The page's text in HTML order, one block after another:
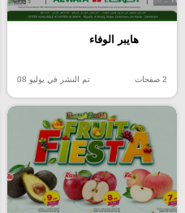
هايبر الوفاء
2 صفحات تم النشر في يوليو 08